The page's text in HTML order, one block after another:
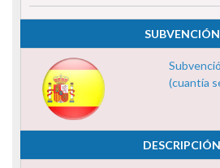
SUBVENCIÓN
(cuantía
DESCRIPCIÓN